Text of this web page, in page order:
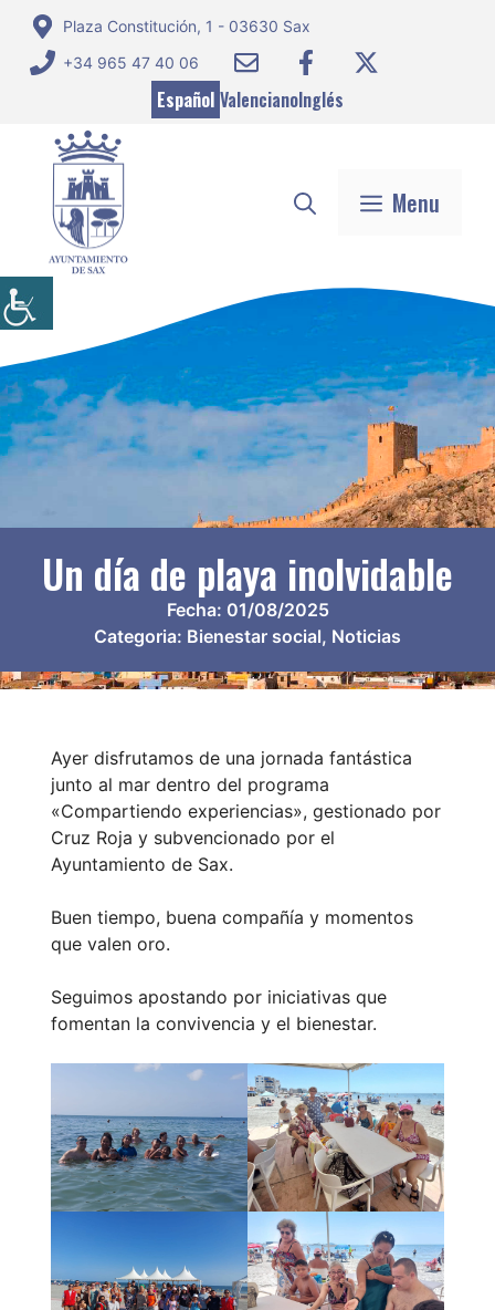
Saltar
contenido
Plaza Constitución, 1 - 03630 Sax
+34 965 47 40 06
Español ValencianoInglés
Menu
Un día de playa inolvidable
Fecha: 01/08/2025
Categoria: Bienestar social, Noticias
Ayer disfrutamos de una jornada fantástica
junto al mar dentro del programa
«Compartiendo experiencias», gestionado por
Cruz Roja y subvencionado por el
Ayuntamiento de Sax.
Buen tiempo, buena compañía y momentos
que valen oro.
Seguimos apostando por iniciativas que
fomentan la convivencia y el bienestar.